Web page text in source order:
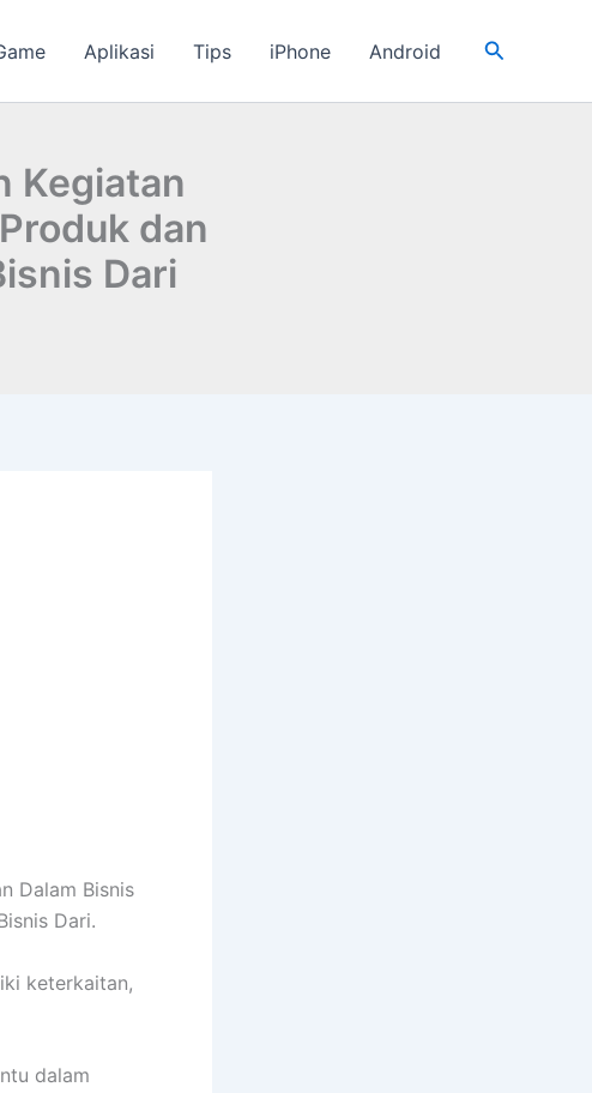
Aplikasi Tips iPhone Android Cari
Kegiatan
dan
Dari
Dalam Bisnis
Dari.
keterkaitan,
dalam